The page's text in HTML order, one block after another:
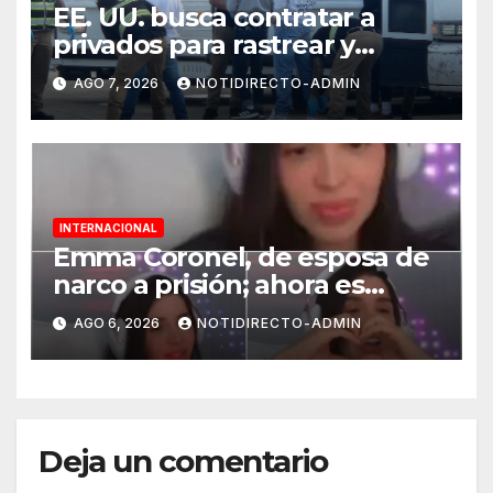
EE. UU. busca contratar a
privados para rastrear y
cobrar multas a migrantes
deportados en México y
Centroamérica
AGO 7, 2026 NOTIDIRECTO-ADMIN
INTERNACIONAL
Emma Coronel, de esposa de
narco a prisión; ahora es
tiktoker
AGO 6, 2026 NOTIDIRECTO-ADMIN
Deja un comentario